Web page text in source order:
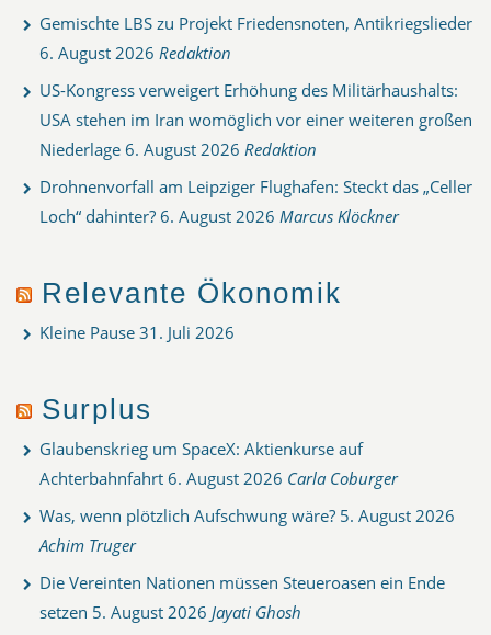
Gemischte LBS zu Projekt Friedensnoten, Antikriegslieder
6. August 2026 Redaktion
US-Kongress verweigert Erhöhung des Militärhaushalts:
USA stehen im Iran womöglich vor einer weiteren großen
Niederlage 6. August 2026 Redaktion
Drohnenvorfall am Leipziger Flughafen: Steckt das „Celler
Loch“ dahinter? 6. August 2026 Marcus Klöckner
Relevante Ökonomik
Kleine Pause 31. Juli 2026
Surplus
Glaubenskrieg um SpaceX: Aktienkurse auf
Achterbahnfahrt 6. August 2026 Carla Coburger
Was, wenn plötzlich Aufschwung wäre? 5. August 2026
Achim Truger
Die Vereinten Nationen müssen Steueroasen ein Ende
setzen 5. August 2026 Jayati Ghosh